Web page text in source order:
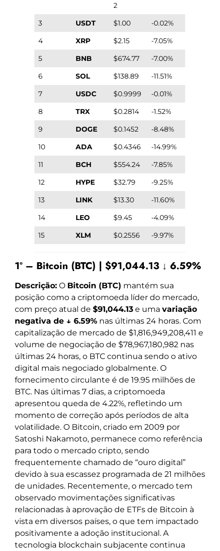
2
3 USDT $1.00
-0.02%
4
XRP $2.15
-7.05%
5
BNB $674.77
-7.00%
6
SOL $138.89
-11.51%
7
USDC $0.9999
-0.01%
8
TRX $0.2814
-1.52%
9
DOGE $0.1452
-8.48%
10
ADA $0.4346
-14.99%
11
BCH $554.24
-7.85%
12
HYPE $32.79
-9.25%
13
LINK $13.30
-11.60%
14
LEO $9.45
-4.09%
15
XLM $0.2556 -9.97%
1º – Bitcoin (BTC) | $91,044.13 ↓ 6.59%
Descrição: O Bitcoin (BTC) mantém sua
posição como a criptomoeda líder do mercado,
com preço atual de $91,044.13 e uma variação
negativa de ↓ 6.59% nas últimas 24 horas. Com
capitalização de mercado de $1,816,949,208,411 e
volume de negociação de $78,967,180,982 nas
últimas 24 horas, o BTC continua sendo o ativo
digital mais negociado globalmente. O
fornecimento circulante é de 19.95 milhões de
BTC. Nas últimas 7 dias, a criptomoeda
apresentou queda de 4.22%, refletindo um
momento de correção após períodos de alta
volatilidade. O Bitcoin, criado em 2009 por
Satoshi Nakamoto, permanece como referência
para todo o mercado cripto, sendo
frequentemente chamado de “ouro digital”
devido à sua escassez programada de 21 milhões
de unidades. Recentemente, o mercado tem
observado movimentações significativas
relacionadas à aprovação de ETFs de Bitcoin à
vista em diversos países, o que tem impactado
positivamente a adoção institucional. A
tecnologia blockchain subjacente continua